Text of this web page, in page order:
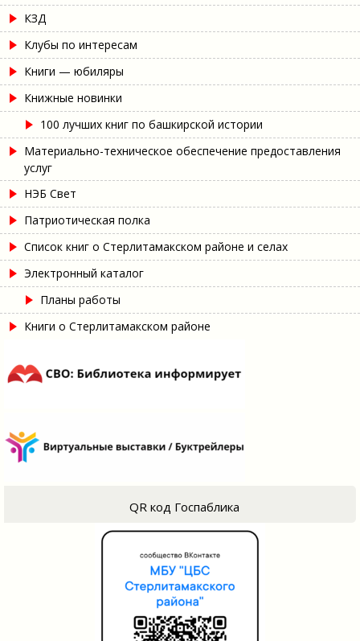
КЗД
Клубы по интересам
Книги — юбиляры
Книжные новинки
100 лучших книг по башкирской истории
Материально-техническое обеспечение предоставления
услуг
НЭБ Свет
Патриотическая полка
Список книг о Стерлитамакском районе и селах
Электронный каталог
Планы работы
Книги о Стерлитамакском районе
QR код Госпаблика